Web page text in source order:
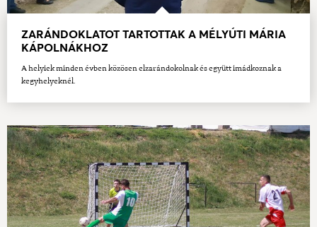
ZARÁNDOKLATOT TARTOTTAK A MÉLYÚTI MÁRIA
KÁPOLNÁKHOZ
A helyiek minden évben közösen elzarándokolnak és együtt imádkoznak a
kegyhelyeknél.